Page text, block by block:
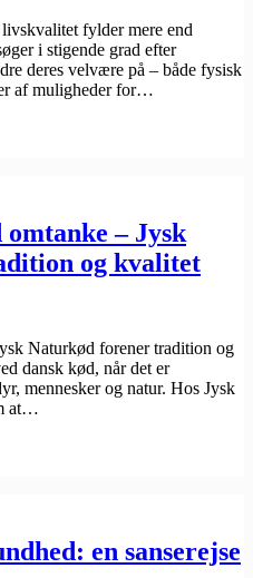
fylder mere end
i stigende grad efter
deres velvære på – både fysisk
af muligheder for…
– Jysk
og kvalitet
Naturkød forener tradition og
dansk kød, når det er
mennesker og natur. Hos ​Jysk
at…
en sanserejse